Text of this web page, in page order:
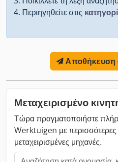
Περιηγηθείτε στις
Αποθήκευση
Μεταχειρισμένο
Τώρα πραγματοποιήστε
Werktuigen με
μεταχειρισμένες μηχανές.